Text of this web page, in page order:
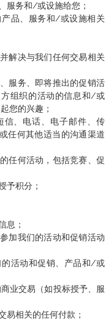
服务和/或设施给您；
品、服务和/或设施相关
解决与我们任何交易相关
服务、即将推出的促销活
组织的活动的信息和/或
您的兴趣；
信、电话、电子邮件、传
任何其他适当的沟通渠道
任何活动，包括竞赛、促
予积分；
息；
加我们的活动和促销活动
活动和促销、产品和/或
业交易（如投标授予、服
易相关的任何付款；